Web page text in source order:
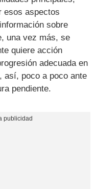
esos aspectos
sobre
una vez más, se
quiere acción
adecuada en
así, poco a poco ante
pendiente.